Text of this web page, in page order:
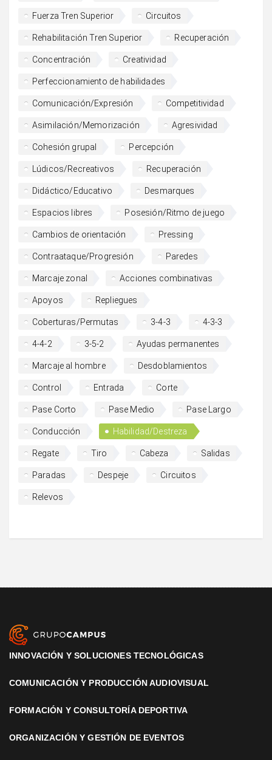
Fuerza Tren Superior Circuitos
Rehabilitación Tren Superior Recuperación
Concentración Creatividad
Perfeccionamiento de habilidades
Comunicación/Expresión Competitividad
Asimilación/Memorización Agresividad
Cohesión grupal Percepción
Lúdicos/Recreativos Recuperación
Didáctico/Educativo Desmarques
Espacios libres Posesión/Ritmo de juego
Cambios de orientación Pressing
Contraataque/Progresión Paredes
Marcaje zonal Acciones combinativas
Apoyos Repliegues
Coberturas/Permutas 3-4-3 4-3-3
4-4-2 3-5-2 Ayudas permanentes
Marcaje al hombre Desdoblamientos
Control Entrada Corte
Pase Corto Pase Medio Pase Largo
Conducción Habilidad/Destreza
Regate Tiro Cabeza Salidas
Paradas Despeje Circuitos
Relevos
INNOVACIÓN Y SOLUCIONES TECNOLÓGICAS
COMUNICACIÓN Y PRODUCCIÓN AUDIOVISUAL
FORMACIÓN Y CONSULTORÍA DEPORTIVA
ORGANIZACIÓN Y GESTIÓN DE EVENTOS